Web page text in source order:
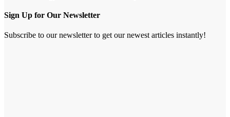
Sign Up for Our Newsletter
Subscribe to our newsletter to get our newest articles instantly!